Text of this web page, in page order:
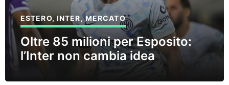
ESTERO, INTER,MERCATO
Oltre 85 milioni per Esposito:
l’Inter non cambia idea